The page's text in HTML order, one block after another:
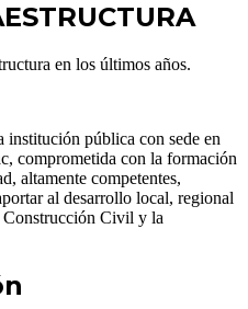
en los últimos años.
institución pública con sede en
comprometida con la formación
altamente competentes,
al desarrollo local, regional
Construcción Civil y la